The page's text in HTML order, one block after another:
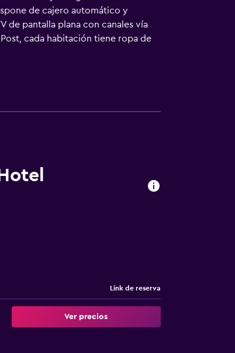
de cajero automático y
de pantalla plana con canales vía
cada habitación tiene ropa de
en Nordhalben y alrededores,
ofrece servicio de traslado
Link de reserva
Ver precios